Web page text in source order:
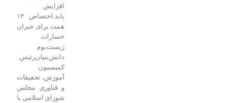
اختصاص ۱۳
همت برای جبران
رئیس
آموزش، تحقیقات
و فناوری مجلس
شورای اسلامی با